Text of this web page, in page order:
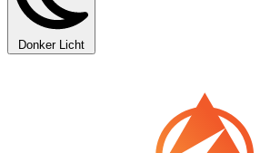
Donker Licht